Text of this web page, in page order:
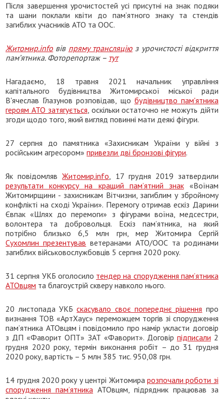
Після завершення урочистостей усі присутні на знак подяки
та шани поклали квіти до пам’ятного знаку та стендів
загиблих учасників АТО та ООС.
Житомир.info вів пряму трансляцію з урочистості відкриття
пам’ятника. Фоторепортаж – тут
Нагадаємо, 18 травня 2021 начальник управління
капітального будівництва Житомирської міської ради
В'ячеслав Глазунов розповідав, що будівництво пам'ятника
героям АТО затягується, оскільки остаточно не можуть дійти
згоди щодо того, який вигляд повинні мати деякі фігури.
27 серпня до памятника «Захисникам України у війні з
російським агресором»привезли дві бронзові фігури.
Як повідомлявЖитомир.info, 17 грудня 2019 затвердили
результати конкурсу на кращий пам’ятний знак«Воїнам
Житомирщини - захисникам Вітчизни, загиблим у збройному
конфлікті на сході України». Перемогу отримав ескіз Дарини
Євпак «Шлях до перемоги» з фігурами воїна, медсестри,
волонтера та добровольця. Ескіз пам’ятника, на який
потрібно близько 6,5 млн грн, мер Житомира Сергій
Сухомлин презентував ветеранами АТО/ООС та родинами
загиблих військовослужбовців 5 серпня 2020 року.
31 серпня УКБ оголосило тендер на спорудження пам’ятника
АТОвцям та благоустрій скверу навколо нього.
20 листопада УКБскасувало своє попереднє рішення про
визнання ТОВ «АртХаус» переможцем торгів зі спорудження
пам’ятника АТОвцям і повідомило про намір укласти договір
з ДП «Фаворит ОПТ» ЗАТ «Фаворит». Договір підписали 2
грудня 2020 року, термін виконання робіт – до 31 грудня
2020 року, вартість – 5 млн 385 тис. 950,08 грн.
14 грудня 2020 року у центрі Житомира розпочали роботи зі
спорудження пам’ятника АТОвцям, підрядник працював за